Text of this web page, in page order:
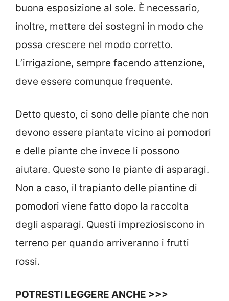
buona esposizione al sole. È necessario,
inoltre, mettere dei sostegni in modo che
possa crescere nel modo corretto.
L’irrigazione, sempre facendo attenzione,
deve essere comunque frequente.
Detto questo, ci sono delle piante che non
devono essere piantate vicino ai pomodori
e delle piante che invece li possono
aiutare. Queste sono le piante di asparagi.
Non a caso, il trapianto delle piantine di
pomodori viene fatto dopo la raccolta
degli asparagi. Questi impreziosiscono in
terreno per quando arriveranno i frutti
rossi.
POTRESTI LEGGERE ANCHE >>>